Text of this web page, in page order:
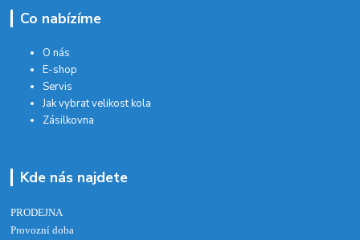
Co nabízíme
O nás
E-shop
Servis
Jak vybrat velikost kola
Zásilkovna
Kde nás najdete
PRODEJNA
Provozní doba